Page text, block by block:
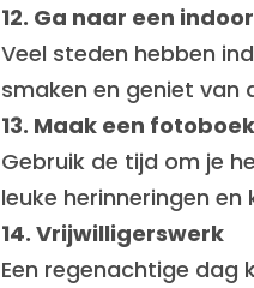
12. Ga naar een
Veel steden hebben
smaken en geniet van
13. Maak een
Gebruik de tijd om je
leuke herinneringen en
14. Vrijwilligerswerk
Een regenachtige dag